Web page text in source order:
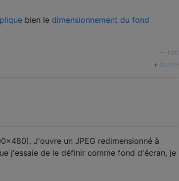
bien le dimensionnement du fond
Mat
source
J'ouvre un JPEG redimensionné à
j'essaie de le définir comme fond d'écran, je